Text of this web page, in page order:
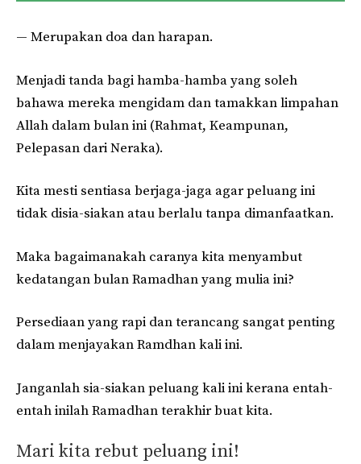
— Merupakan doa dan harapan.
Menjadi tanda bagi hamba-hamba yang soleh
bahawa mereka mengidam dan tamakkan limpahan
Allah dalam bulan ini (Rahmat, Keampunan,
Pelepasan dari Neraka).
Kita mesti sentiasa berjaga-jaga agar peluang ini
tidak disia-siakan atau berlalu tanpa dimanfaatkan.
Maka bagaimanakah caranya kita menyambut
kedatangan bulan Ramadhan yang mulia ini?
Persediaan yang rapi dan terancang sangat penting
dalam menjayakan Ramdhan kali ini.
Janganlah sia-siakan peluang kali ini kerana entah-
entah inilah Ramadhan terakhir buat kita.
Mari kita rebut peluang ini!